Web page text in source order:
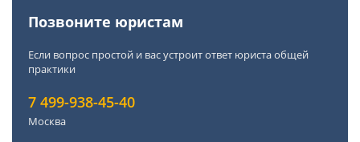
Позвоните юристам
Если вопрос простой и вас устроит ответ юриста общей
практики
7 499-938-45-40
Москва